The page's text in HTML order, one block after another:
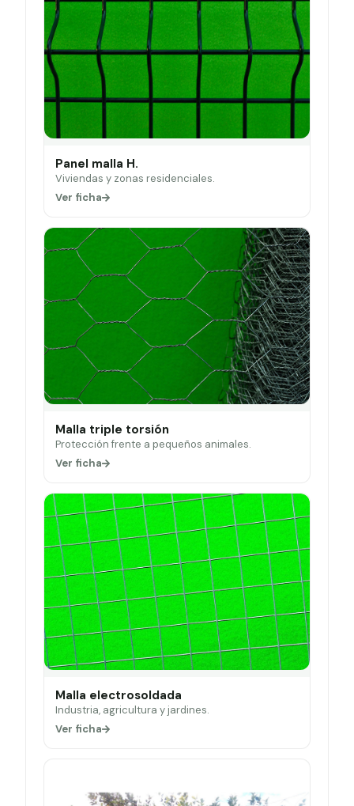
Panel malla H.
Viviendas y zonas residenciales.
Ver ficha
Malla triple torsión
Protección frente a pequeños animales.
Ver ficha
Malla electrosoldada
Industria, agricultura y jardines.
Ver ficha